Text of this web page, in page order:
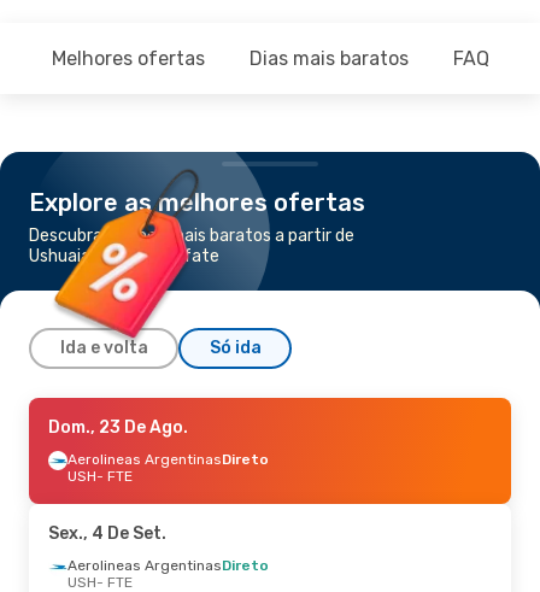
Melhores ofertas Dias mais baratos FAQ
Explore as melhores ofertas
Descubra os voos mais baratos a partir de
Ushuaia para El Calafate
Ida e volta Só ida
Sex., 4 De Set.- Dom., 6 De Set.
Aerolineas ArgentinasDireto
USH- FTE
FTE- USH
Dom., 23 De Ago.
Aerolineas ArgentinasDireto
USH- FTE
Sex., 4 De Set.
Aerolineas ArgentinasDireto
USH- FTE